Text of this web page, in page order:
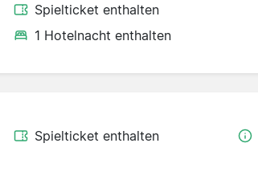
Spielticket enthalten
1 Hotelnacht enthalten
Spielticket enthalten